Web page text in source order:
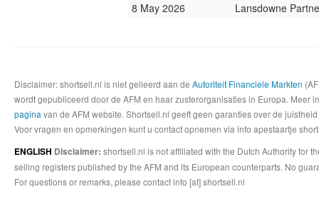
8 May 2026
Lansdowne
Disclaimer: shortsell.nl is niet gelieerd aan de Autoriteit Financiele Markten
wordt gepubliceerd door de AFM en haar zusterorganisaties in Europa.
pagina van de AFM website. Shortsell.nl geeft geen garanties over de
Voor vragen en opmerkingen kunt u contact opnemen via info apestaartje
ENGLISH Disclaimer: shortsell.nl is not affiliated with the Dutch Authority for
selling registers published by the AFM and its European counterparts. No
For questions or remarks, please contact info [at] shortsell.nl